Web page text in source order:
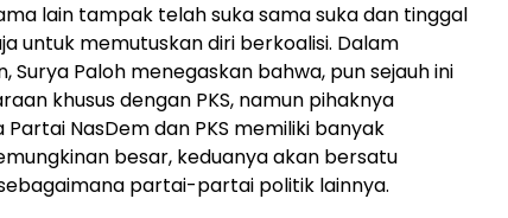
lain tampak telah suka sama suka dan tinggal
untuk memutuskan diri berkoalisi. Dalam
Surya Paloh menegaskan bahwa, pun sejauh ini
khusus dengan PKS, namun pihaknya
NasDem dan PKS memiliki banyak
besar, keduanya akan bersatu
partai-partai politik lainnya.